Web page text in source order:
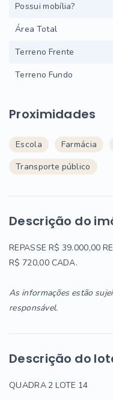
Proximidades
Escola Farmácia
Transporte público
Descrição do
REPASSE R$ 39.000,00
R$ 720,00 CADA.
As informações estão
responsável.
Descrição do
QUADRA 2 LOTE 14
Possui mobília?
Área Total
Terreno Frente
Terreno Fundo